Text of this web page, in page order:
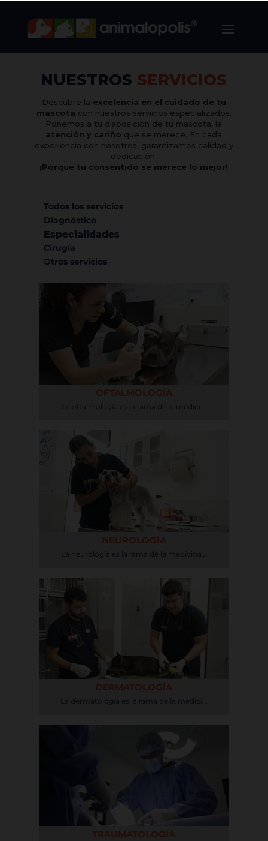
NUESTROS SERVICIOS
Descubre la excelencia en el cuidado de tu
mascota con nuestros servicios especializados.
Ponemos a tu disposición de tu mascota, la
atención y cariño que se merece. En cada
experiencia con nosotros, garantizamos calidad y
dedicación.
¡Porque tu consentido se merece lo mejor!
Todos los servicios
Diagnóstico
Especialidades
Cirugía
Otros servicios
OFTALMOLOGÍA
La oftalmología es la rama de la medici...
NEUROLOGÍA
La neurología es la rama de la medicina...
DERMATOLOGÍA
La dermatología es la rama de la medici...
TRAUMATOLOGÍA